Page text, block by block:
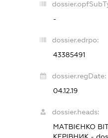
-
dossier.edrpo:
43385491
dossier.regDate:
04.12.19
dossier.heads:
МАТВІЄНКО